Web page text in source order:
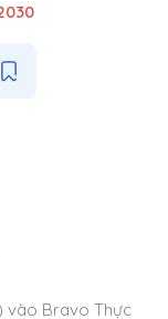
vào Bravo Thực